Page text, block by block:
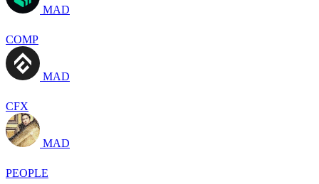
MAD
COMP
MAD
CFX
MAD
PEOPLE